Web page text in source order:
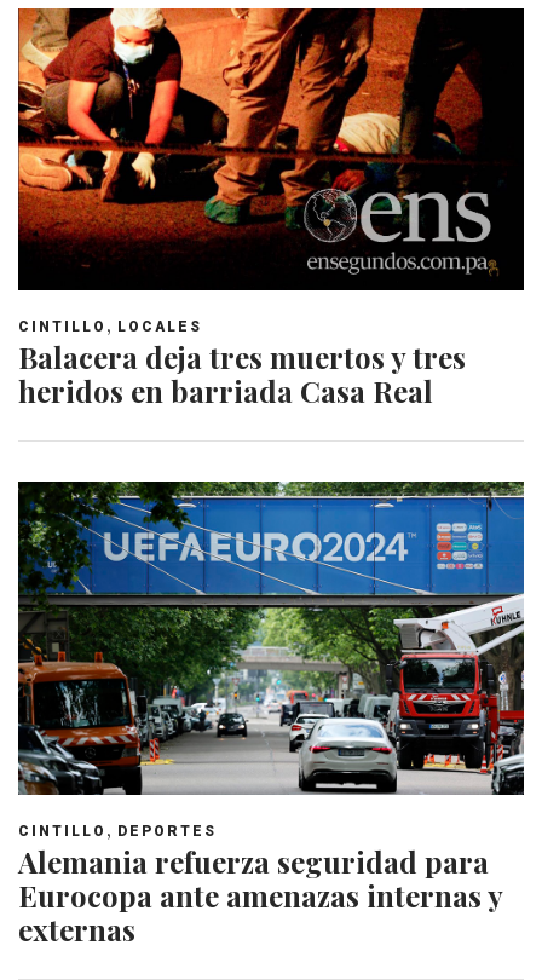
CINTILLO , LOCALES
Balacera deja tres muertos y tres
heridos en barriada Casa Real
CINTILLO , DEPORTES
Alemania refuerza seguridad para
Eurocopa ante amenazas internas y
externas